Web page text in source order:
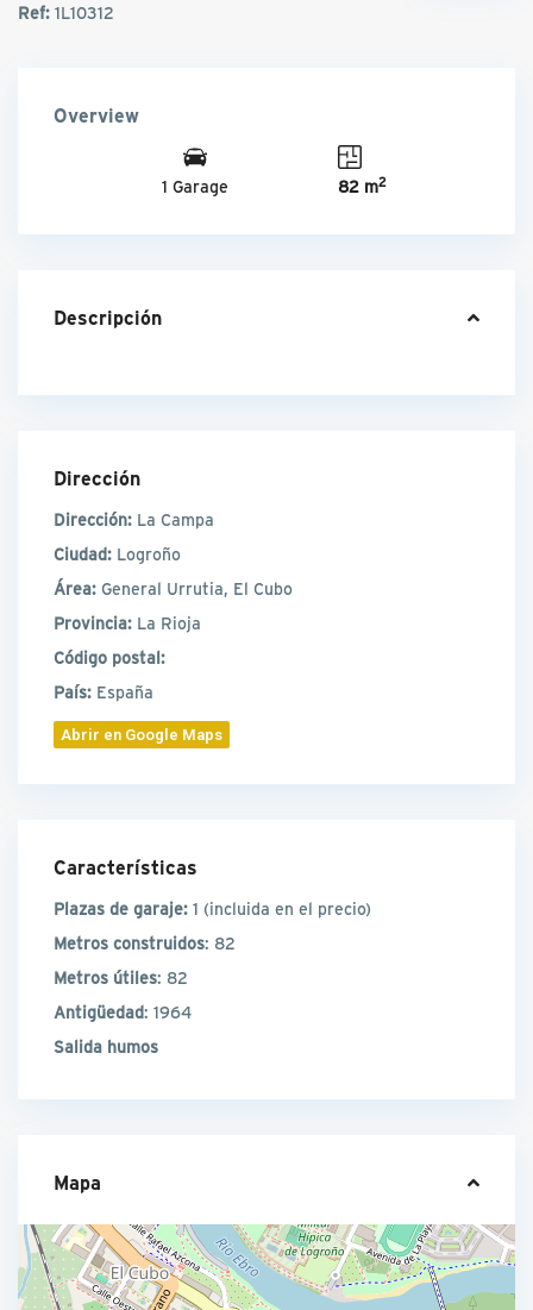
Ref:1L10312
Overview
1 Garage 82 m2
Descripción
Dirección
Dirección: La Campa
Ciudad: Logroño
Área: General Urrutia, El Cubo
Provincia: La Rioja
Código postal:
País: España
Abrir en Google Maps
Características
Plazas de garaje:1(incluida en el precio)
Metros construidos: 82
Metros útiles: 82
Antigüedad: 1964
Salida humos
Mapa